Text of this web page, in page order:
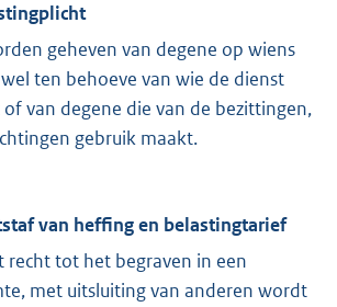
geheven van degene op wiens
ten behoeve van wie de dienst
van degene die van de bezittingen,
gebruik maakt.
van heffing en belastingtarief
recht tot het begraven in een
met uitsluiting van anderen wordt